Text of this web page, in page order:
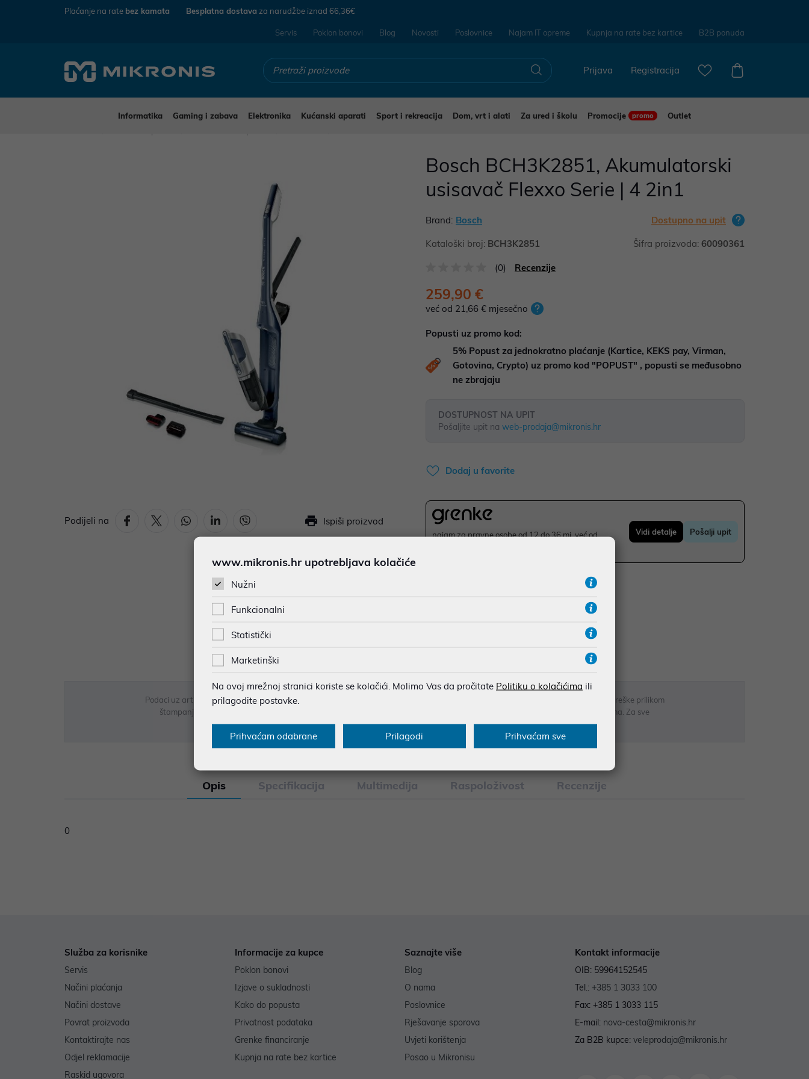
Plaćanje na rate bez kamata Besplatna dostava za narudžbe iznad 66,36€
Servis Poklon bonovi Blog Novosti Poslovnice Najam IT opreme Kupnja na rate bez kartice B2B ponuda
Registracija
Prijava
Informatika Gaming i zabava Elektronika Kućanski aparati Sport i rekreacija Dom, vrt i alati Za ured i školu Promocije promo
Outlet
Podijeli na Ispiši proizvod
Bosch BCH3K2851, Akumulatorski
usisavač Flexxo Serie | 4 2in1
Brand: Bosch Dostupno na upit
Kataloški broj: BCH3K2851 Šifra proizvoda: 60090361
(0) Recenzije
259,90 €
već od 21,66 € mjesečno
Popusti uz promo kod:
5% Popust za jednokratno plaćanje (Kartice, KEKS pay, Virman,
Gotovina, Crypto) uz promo kod "POPUST" , popusti se međusobno
ne zbrajaju
DOSTUPNOST NA UPIT
Pošaljite upit na web-prodaja@mikronis.hr
Dodaj u favorite
najam za pravne osobe od 12 do 36 mj. već od Vidi detalje Pošalji upit
Podaci uz artikle su prezentirani u dobroj namjeri. Mikronis d.o.o. ne odgovara za eventualne pogreške nastale u opisu proizvoda, greške prilikom
štampanja te promjene u dostupnosti i cijene. Slike artikala su ilustrativne prirode te ne moraju u potpunosti odgovarati artiklima. Za sve
eventualne nejasnoće možete nas kontaktirati naweb-prodaja@mikronis.hr
Opis Specifikacija Multimedija Raspoloživost Recenzije
0
Služba za korisnike
Servis
Načini plaćanja
Načini dostave
Povrat proizvoda
Kontaktirajte nas
Odjel reklamacije
Raskid ugovora
Informacije za kupce
Poklon bonovi
Izjave o sukladnosti
Kako do popusta
Privatnost podataka
Grenke financiranje
Kupnja na rate bez kartice
Saznajte više
Blog
O nama
Poslovnice
Rješavanje sporova
Uvjeti korištenja
Posao u Mikronisu
Kontakt informacije
OIB: 59964152545
Tel.: +385 1 3033 100
Fax: +385 1 3033 115
E-mail: nova-cesta@mikronis.hr
Za B2B kupce: veleprodaja@mikronis.hr
www.mikronis.hr upotrebljava kolačiće
Nužni
Funkcionalni
Statistički
Marketinški
Na ovoj mrežnoj stranici koriste se kolačići. Molimo Vas da pročitate Politiku o kolačićima ili
prilagodite postavke.
Prihvaćam odabrane Prilagodi Prihvaćam sve